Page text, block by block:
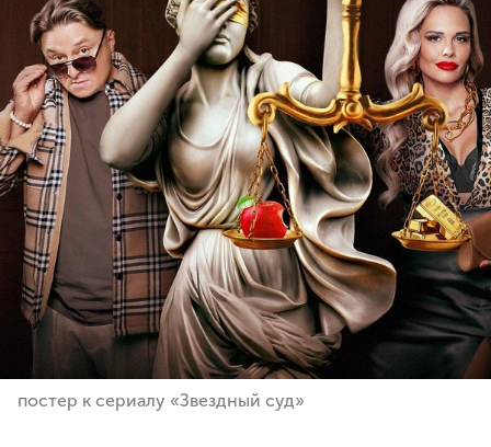
постер к сериалу «Звездный суд»